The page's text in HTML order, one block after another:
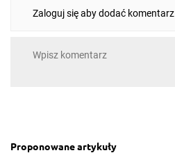
Zaloguj się aby dodać komentarz
Proponowane artykuły